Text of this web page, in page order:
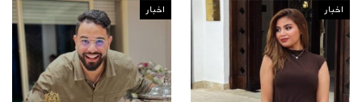
اخبار اخبار